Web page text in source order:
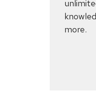
more.